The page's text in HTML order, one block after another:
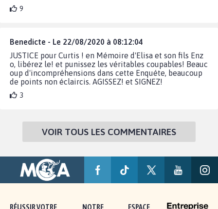
9
Benedicte - Le 22/08/2020 à 08:12:04
JUSTICE pour Curtis ! en Mémoire d'Elisa et son fils Enz
o, libérez le! et punissez les véritables coupables! Beauc
oup d'incompréhensions dans cette Enquéte, beaucoup
de points non éclaircis. AGISSEZ! et SIGNEZ!
3
VOIR TOUS LES COMMENTAIRES